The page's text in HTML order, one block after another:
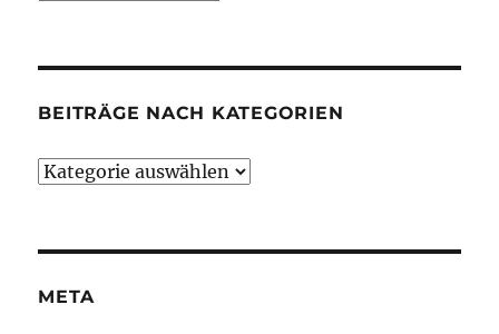
BEITRÄGE NACH KATEGORIEN
Beiträge
META